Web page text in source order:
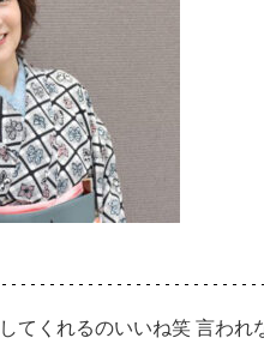
てくれるのいいね笑 言われ